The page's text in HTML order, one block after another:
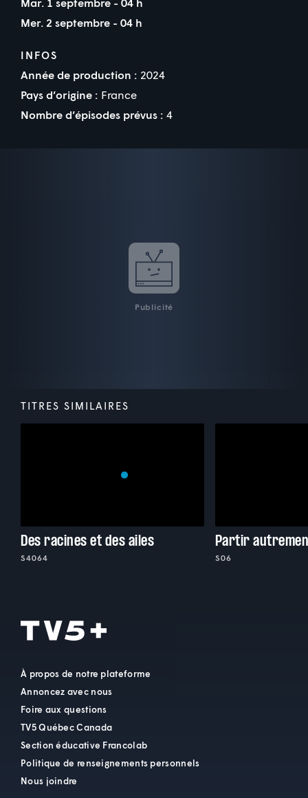
Mer. 2 septembre - 04 h
INFOS
Année de production : 2024
Pays d’origine : France
Nombre d’épisodes prévus : 4
Publicité
TITRES SIMILAIRES
Des racines et des ailes
S4064
Partir
S06
À propos de notre plateforme
Annoncez avec nous
Foire aux questions
TV5 Québec Canada
Section éducative Francolab
Politique de renseignements personnels
Nous joindre